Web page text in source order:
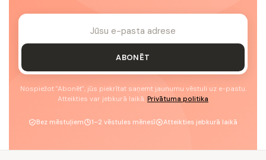
ABONĒT
Nospiežot "Abonēt", jūs piekrītat saņemt jaunumu vēstuli uz e-pastu.
Atteikties var jebkurā laikā. Privātuma politika
Bez mēstuļiem 1–2 vēstules mēnesī Atteikties jebkurā laikā